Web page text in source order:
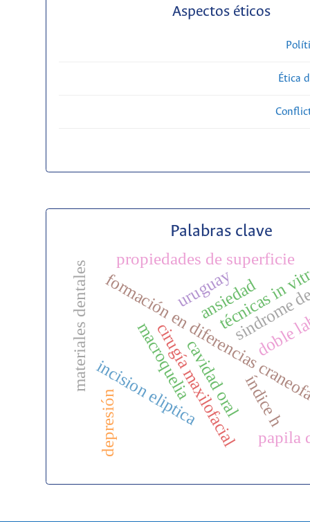
Aspectos éticos
Ética
Palabras clave
cirugía maxilofacial
formación en diferenciasdoble
sindrome
macroquelia
incision eliptica
técnicas in
materiales dentales
propiedades de superficie
ansiedad
depresión
cavidad oral
papila
índice h
uruguay